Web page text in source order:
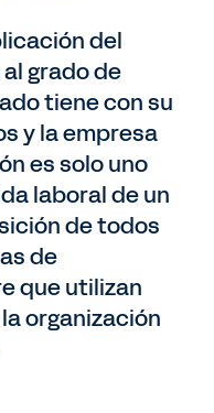
del
grado de
tiene con su
y la empresa
es solo uno
laboral de un
de todos
de
que utilizan
organización